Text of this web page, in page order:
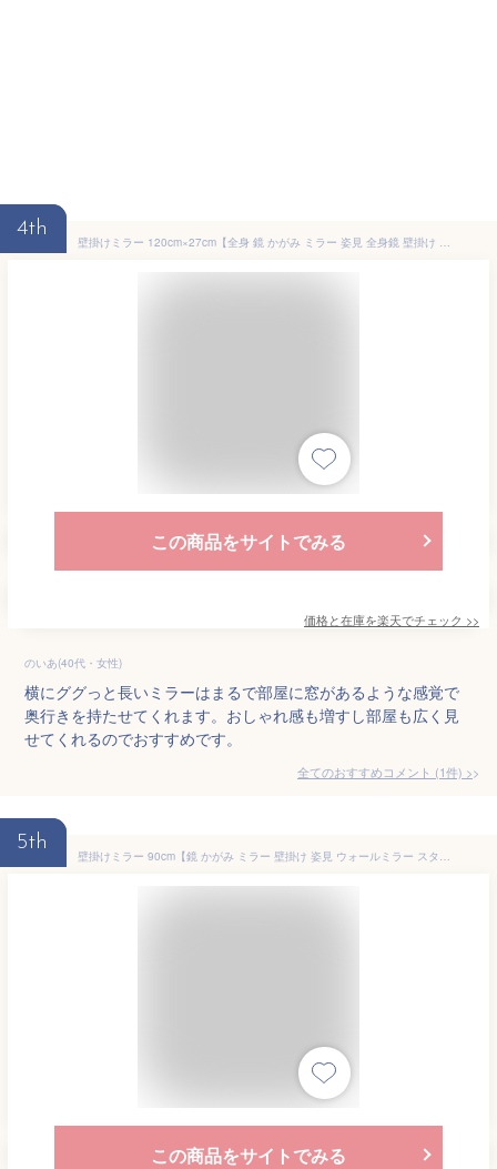
4th
壁掛けミラー 120cm×27cm【全身 鏡 かがみ ミラー 姿見 全身鏡 壁掛け ウォールミラー 高さ120cm 幅27cm 鏡台 木製 ブラウン シンプル 軽量 コンパクト 飛散防止 横掛け 横向き 北欧 かわいい おしゃれ 一人暮らし 玄関 洗面台 新生活 インテリア スタンドミラー 新生活】
この商品をサイトでみる
価格と在庫を楽天でチェック >>
のいあ(40代・女性)
横にググっと長いミラーはまるで部屋に窓があるような感覚で
奥行きを持たせてくれます。おしゃれ感も増すし部屋も広く見
せてくれるのでおすすめです。
全てのおすすめコメント (1件) >
5th
壁掛けミラー 90cm【鏡 かがみ ミラー 壁掛け 姿見 ウォールミラー スタンドミラー シンプル 軽量 コンパクト 飛散防止 全身 横掛け 横向き 北欧 かわいい 一人暮らし リビング用 玄関用 居間用 おしゃれ家具 新生活 インテリア 】
この商品をサイトでみる